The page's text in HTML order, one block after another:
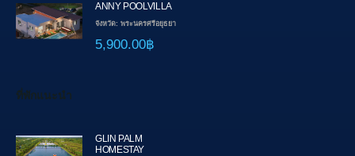
ANNY POOLVILLA
จังหวัด: พระนครศรีอยุธยา
5,900.00฿
ที่พักแนะนำ
GLIN PALM
HOMESTAY